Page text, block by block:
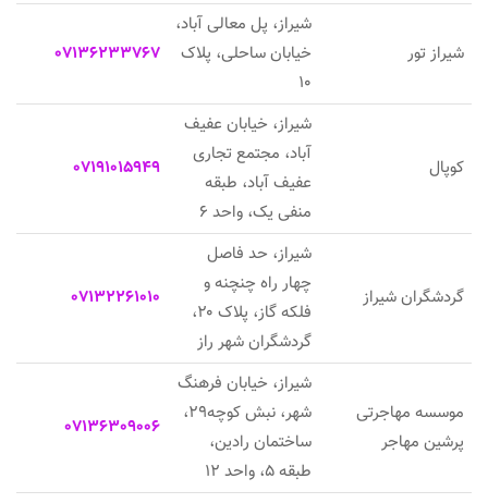
شیراز تور
شیراز، پل معالی آباد،
خیابان ساحلی، پلاک
10
07136233767
کوپال
شیراز، خیابان عفیف
آباد، مجتمع تجاری
عفیف آباد، طبقه
منفی یک، واحد 6
07191015949
گردشگران شیراز
شیراز، حد فاصل
چهار راه چنچنه و
فلکه گاز، پلاک ۲۰،
گردشگران شهر راز
07132261010
موسسه مهاجرتی
پرشین مهاجر
شیراز، خیابان فرهنگ
شهر، نبش کوچه۲۹،
ساختمان رادین،
طبقه ۵، واحد ۱۲
07136309006